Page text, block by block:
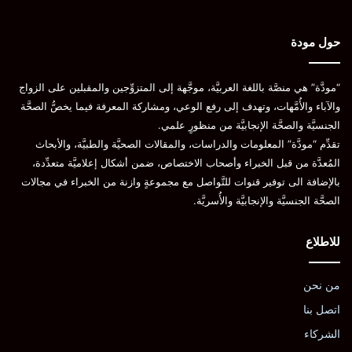
www.cdc.gov “Disability and Health Information for People
specialneedsplanning.net “What Does it Mean to be a
Person with Special Needs?”
www.webmd.com “Intellectual Disability”
www.verywellfamily.com “What to Say Instead of “Special
شارك هذا الموضوع:
تويتر
حول مودة
“مودَّة” هي منصَّة باللغة العربيَّة، موجَّهة إلى المتزوِّجين والمقبلين على الزواج
والآباء والأُمَّهات، وتهدف إلى رفع الوعي، ومشاركة المعرفة فيما يخصُّ الصحَّة
الجنسيَّة والصحَّة الإنجابيَّة من منظورٍ علمي.
تقدِّم “مودَّة” المعلومات والدراسات، والمقالات الصحيَّة والطبيَّة، والأبحاث
المُعدَّة من قبل الخبراء وأصحاب الاختصاص، ضمن أشكال إعلاميَّة متعدِّدة،
بالإضافة الى توفير قنوات للتَّواصل مع مجموعةٍ وازنة من الخبراء في مجالات
الصحَّة الجنسيَّة والإنجابيَّة والأُسريَّة.
للاطلاع
من نحن
اتصل بنا
الشركاء